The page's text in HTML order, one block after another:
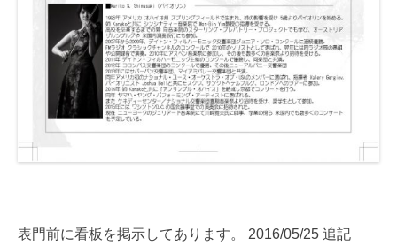
表門前に看板を掲示してあります。 2016/05/25 追記